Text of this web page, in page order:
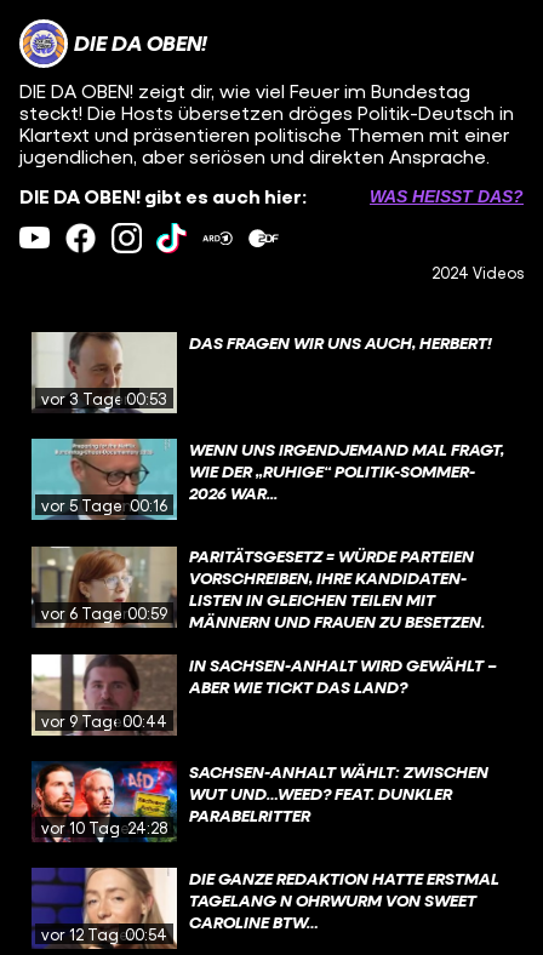
DIE DA OBEN!
DIE DA OBEN! zeigt dir, wie viel Feuer im Bundestag
steckt! Die Hosts übersetzen dröges Politik-Deutsch in
Klartext und präsentieren politische Themen mit einer
jugendlichen, aber seriösen und direkten Ansprache.
DIE DA OBEN! gibt es auch hier:
WAS HEISST DAS?
2024 Videos
vor 3 Tagen00:53
DAS FRAGEN WIR UNS AUCH, HERBERT!
vor 5 Tagen00:16
WENN UNS IRGENDJEMAND MAL FRAGT,
WIE DER „RUHIGE“ POLITIK-SOMMER-
2026 WAR...
vor 6 Tagen00:59
PARITÄTSGESETZ = WÜRDE PARTEIEN
VORSCHREIBEN, IHRE KANDIDATEN-
LISTEN IN GLEICHEN TEILEN MIT
MÄNNERN UND FRAUEN ZU BESETZEN.
SIE NACH ANSICHT EINIGER
STAATSRECHTLER DIE PARTEIEN IN IHREM
vor 9 Tagen00:44
IN SACHSEN-ANHALT WIRD GEWÄHLT –
ABER WIE TICKT DAS LAND?
vor 10 Tagen24:28
SACHSEN-ANHALT WÄHLT: ZWISCHEN
WUT UND…WEED? FEAT. DUNKLER
PARABELRITTER
vor 12 Tagen00:54
DIE GANZE REDAKTION HATTE ERSTMAL
TAGELANG N OHRWURM VON SWEET
CAROLINE BTW…